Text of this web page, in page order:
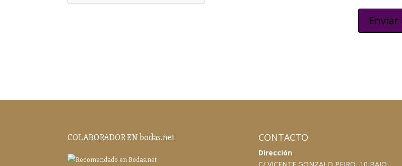
COLABORADOR EN bodas.net CONTACTO
Dirección
C/ VICENTE GONZALO PEIRO, 10 BAJO